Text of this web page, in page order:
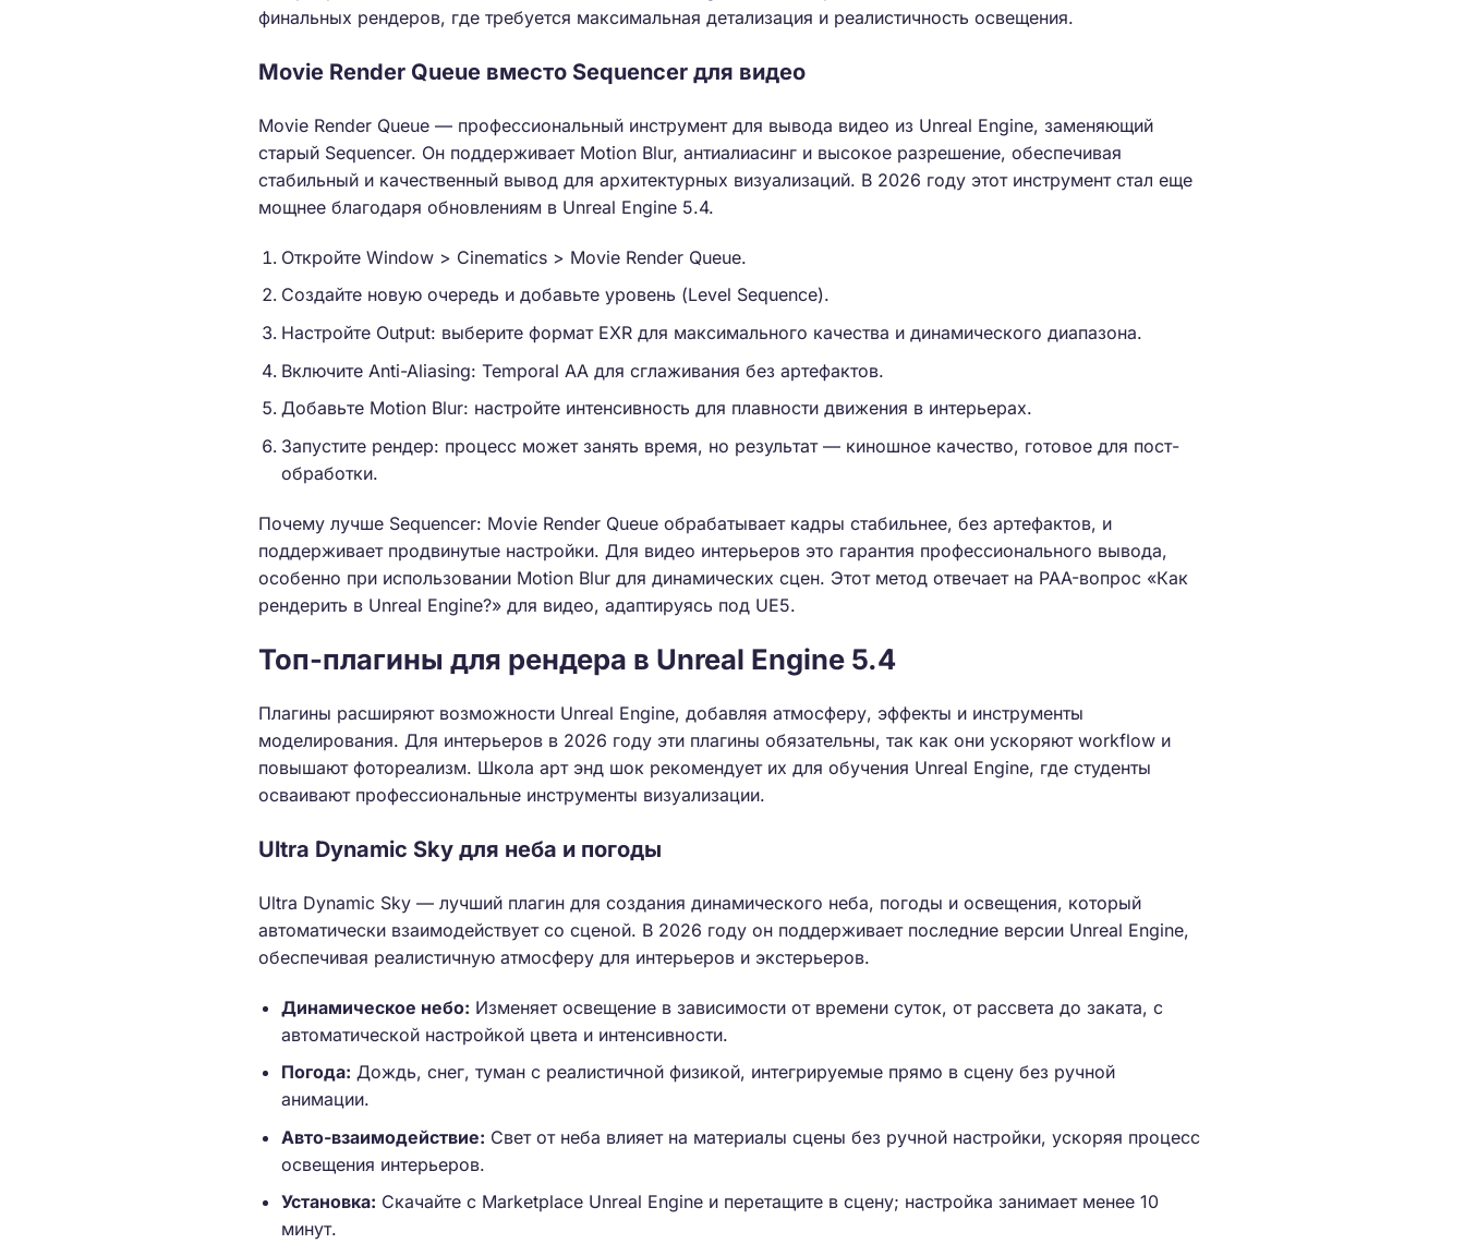
финальных рендеров, где требуется максимальная детализация и реалистичность освещения.
Movie Render Queue вместо Sequencer для видео
Movie Render Queue — профессиональный инструмент для вывода видео из Unreal Engine, заменяющий
старый Sequencer. Он поддерживает Motion Blur, антиалиасинг и высокое разрешение, обеспечивая
стабильный и качественный вывод для архитектурных визуализаций. В 2026 году этот инструмент стал еще
мощнее благодаря обновлениям в Unreal Engine 5.4.
Откройте Window > Cinematics > Movie Render Queue.
Создайте новую очередь и добавьте уровень (Level Sequence).
Настройте Output: выберите формат EXR для максимального качества и динамического диапазона.
Включите Anti-Aliasing: Temporal AA для сглаживания без артефактов.
Добавьте Motion Blur: настройте интенсивность для плавности движения в интерьерах.
Запустите рендер: процесс может занять время, но результат — киношное качество, готовое для пост-
обработки.
Почему лучше Sequencer: Movie Render Queue обрабатывает кадры стабильнее, без артефактов, и
поддерживает продвинутые настройки. Для видео интерьеров это гарантия профессионального вывода,
особенно при использовании Motion Blur для динамических сцен. Этот метод отвечает на PAA-вопрос «Как
рендерить в Unreal Engine?» для видео, адаптируясь под UE5.
Топ-плагины для рендера в Unreal Engine 5.4
Плагины расширяют возможности Unreal Engine, добавляя атмосферу, эффекты и инструменты
моделирования. Для интерьеров в 2026 году эти плагины обязательны, так как они ускоряют workflow и
повышают фотореализм. Школа арт энд шок рекомендует их для обучения Unreal Engine, где студенты
осваивают профессиональные инструменты визуализации.
Ultra Dynamic Sky для неба и погоды
Ultra Dynamic Sky — лучший плагин для создания динамического неба, погоды и освещения, который
автоматически взаимодействует со сценой. В 2026 году он поддерживает последние версии Unreal Engine,
обеспечивая реалистичную атмосферу для интерьеров и экстерьеров.
Динамическое небо: Изменяет освещение в зависимости от времени суток, от рассвета до заката, с
автоматической настройкой цвета и интенсивности.
Погода: Дождь, снег, туман с реалистичной физикой, интегрируемые прямо в сцену без ручной
анимации.
Авто-взаимодействие: Свет от неба влияет на материалы сцены без ручной настройки, ускоряя процесс
освещения интерьеров.
Установка: Скачайте с Marketplace Unreal Engine и перетащите в сцену; настройка занимает менее 10
минут.